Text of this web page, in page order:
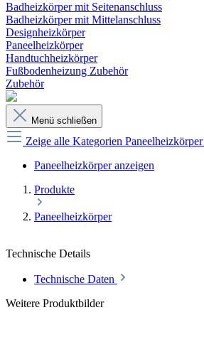
Badheizkörper mit Seitenanschluss
Badheizkörper mit Mittelanschluss
Designheizkörper
Paneelheizkörper
Handtuchheizkörper
Fußbodenheizung Zubehör
Zubehör
Menü schließen
Zeige alle Kategorien Paneelheizkörper
Paneelheizkörper anzeigen
Produkte
Paneelheizkörper
Technische Details
Technische Daten
Weitere Produktbilder